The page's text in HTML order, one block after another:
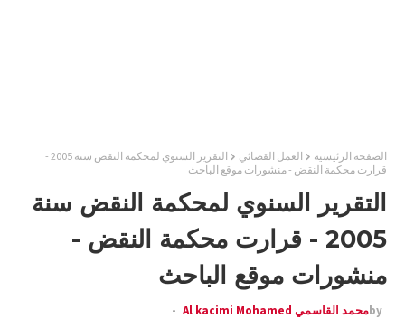
الصفحة الرئيسية العمل القضائي
التقرير السنوي لمحكمة النقض سنة 2005 -
قرارت محكمة النقض - منشورات موقع الباحث
التقرير السنوي لمحكمة النقض سنة
2005 - قرارت محكمة النقض -
منشورات موقع الباحث
byمحمد القاسمي Al kacimi Mohamed